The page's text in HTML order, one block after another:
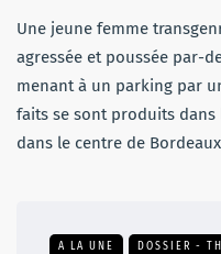
Une jeune femme
agressée et poussée par-
menant à un parking par
faits se sont produits
dans le centre de
A LA UNE DOSSIER -